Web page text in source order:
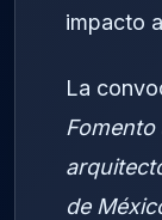
impacto
La
de